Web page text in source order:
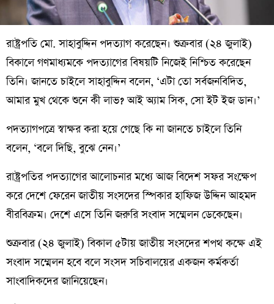
রাষ্ট্রপতি মো. সাহাবুদ্দিন পদত্যাগ করেছেন। শুক্রবার (২৪ জুলাই)
বিকালে গণমাধ্যমকে পদত্যাগের বিষয়টি নিজেই নিশ্চিত করেছেন
তিনি। জানতে চাইলে সাহাবুদ্দিন বলেন, ‘এটা তো সর্বজনবিদিত,
আমার মুখ থেকে শুনে কী লাভ? আই অ্যাম সিক, সো ইট ইজ ডান।’
পদত্যাগপত্রে স্বাক্ষর করা হয়ে গেছে কি না জানতে চাইলে তিনি
বলেন, ‘বলে দিছি, বুঝে নেন।’
রাষ্ট্রপতির পদত্যাগের আলোচনার মধ্যে আজ বিদেশ সফর সংক্ষেপ
করে দেশে ফেরেন জাতীয় সংসদের স্পিকার হাফিজ উদ্দিন আহমদ
বীরবিক্রম। দেশে এসে তিনি জরুরি সংবাদ সম্মেলন ডেকেছেন।
শুক্রবার (২৪ জুলাই) বিকাল ৫টায় জাতীয় সংসদের শপথ কক্ষে এই
সংবাদ সম্মেলন হবে বলে সংসদ সচিবালয়ের একজন কর্মকর্তা
সাংবাদিকদের জানিয়েছেন।